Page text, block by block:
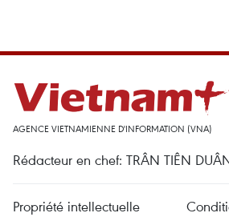
AGENCE VIETNAMIENNE D'INFORMATION (VNA)
Rédacteur en chef: TRÂN TIÊN
Propriété intellectuelle